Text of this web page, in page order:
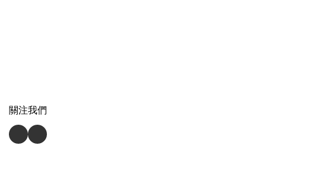
關注我們